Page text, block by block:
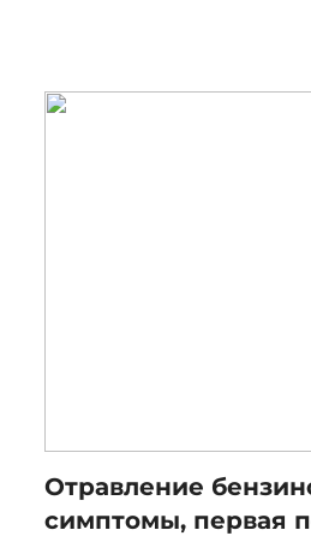
Отравление
симптомы, первая